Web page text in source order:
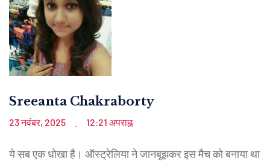
Sreeanta Chakraborty
23 नवंबर, 2025 . 12:21 अपराह्न
ये सब एक धोखा है। ऑस्ट्रेलिया ने जानबूझकर इस मैच को बनाया था